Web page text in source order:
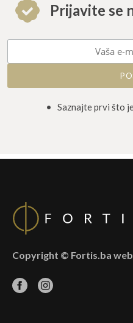
Prijavite se
• Saznajte prvi što
Copyright © Fortis.ba